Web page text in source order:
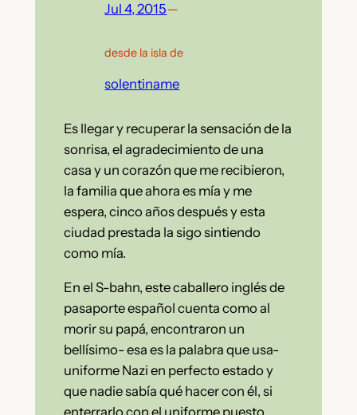
Jul 4, 2015—
desde la isla de
solentiname
Es llegar y recuperar la sensación de la
sonrisa, el agradecimiento de una
casa y un corazón que me recibieron,
la familia que ahora es mía y me
espera, cinco años después y esta
ciudad prestada la sigo sintiendo
como mía.
En el S-bahn, este caballero inglés de
pasaporte español cuenta como al
morir su papá, encontraron un
bellísimo- esa es la palabra que usa-
uniforme Nazi en perfecto estado y
que nadie sabía qué hacer con él, si
enterrarlo con el uniforme puesto,